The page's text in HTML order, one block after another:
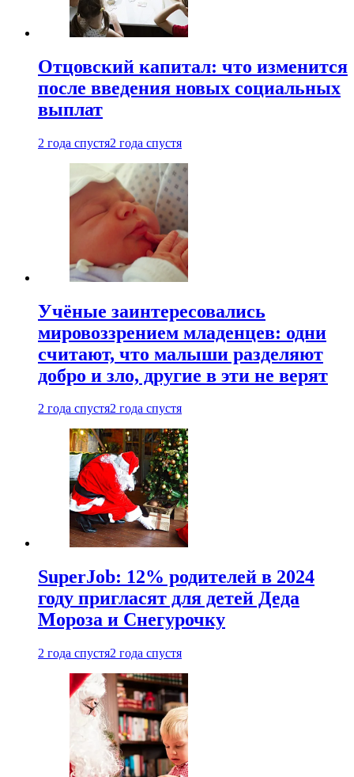
Отцовский капитал: что изменится
после введения новых социальных
выплат
2 года спустя2 года спустя
Учёные заинтересовались
мировоззрением младенцев: одни
считают, что малыши разделяют
добро и зло, другие в эти не верят
2 года спустя2 года спустя
SuperJob: 12% родителей в 2024
году пригласят для детей Деда
Мороза и Снегурочку
2 года спустя2 года спустя